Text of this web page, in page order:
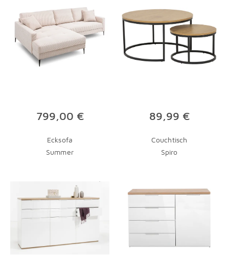
799,00 €
Ecksofa
Summer
89,99 €
Couchtisch
Spiro